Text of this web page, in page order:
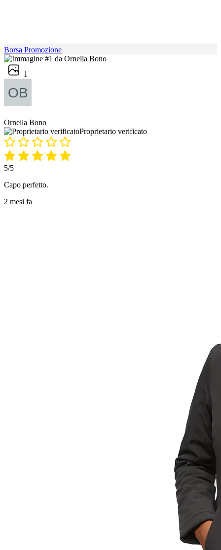
Borsa Promozione
1
Ornella Bono
Proprietario verificato
5/5
Capo perfetto.
2 mesi fa